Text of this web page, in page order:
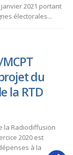
2021 portant
électorales...
du
la RTD
la Radiodiffusion
2020 est
à la